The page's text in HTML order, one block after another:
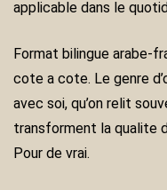
applicable dans le
Format bilingue arabe-
cote a cote. Le genre
avec soi, qu’on relit
transforment la qualite
Pour de vrai.